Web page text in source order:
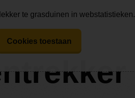
te grasduinen in webstatistieken.
Cookies toestaan